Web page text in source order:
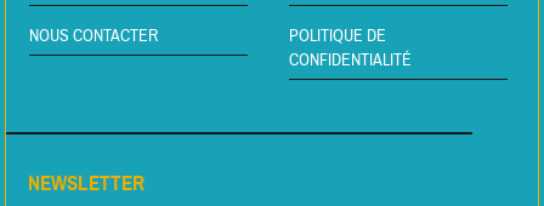
NOUS CONTACTER
POLITIQUE DE
CONFIDENTIALITÉ
NEWSLETTER